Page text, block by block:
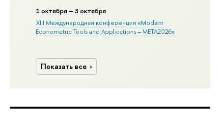
1 октября – 3 октября
XIII Международная конференция «Modern
Econometric Tools and Applications – META2026»
Показать все